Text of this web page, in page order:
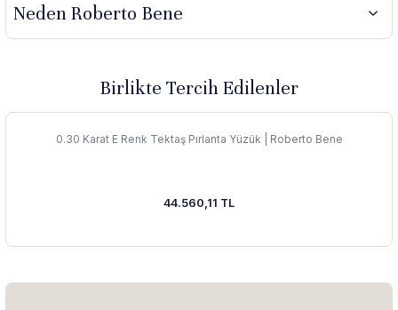
Neden Roberto Bene
Birlikte Tercih Edilenler
0.30 Karat E Renk Tektaş Pırlanta Yüzük | Roberto Bene
44.560,11 TL